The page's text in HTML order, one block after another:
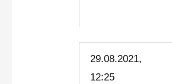
29.08.2021,
12:25